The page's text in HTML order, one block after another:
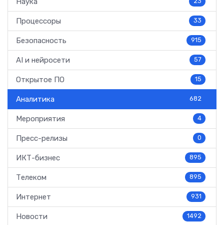
Процессоры 33
Безопасность 915
AI и нейросети 57
Открытое ПО 15
Аналитика 682
Мероприятия 4
Пресс-релизы 0
ИКТ-бизнес 895
Телеком 895
Интернет 931
Новости 1492